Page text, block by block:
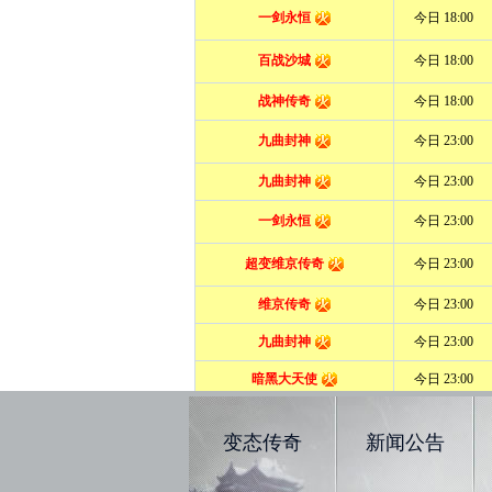
变态传奇 新闻公告